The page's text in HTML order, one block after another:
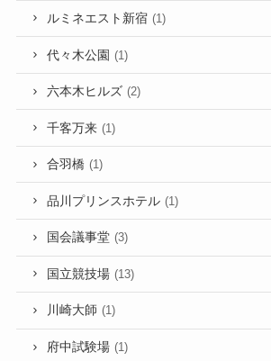
ルミネエスト新宿 (1)
代々木公園 (1)
六本木ヒルズ (2)
千客万来 (1)
合羽橋 (1)
品川プリンスホテル (1)
国会議事堂 (3)
国立競技場 (13)
川崎大師 (1)
府中試験場 (1)